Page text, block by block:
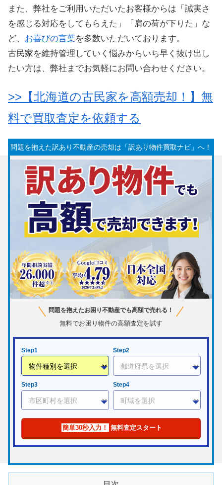
また、弊社をご利用いただいたお客様からは「誠実さ
を感じる対応をしてもらえた」「肩の荷が下りた」な
ど、 お喜びの言葉を多数いただいております。
古民家を維持管理していく悩みからいち早く抜け出し
たい方は、弊社までお気軽にお問い合わせください。
>>【北海道の古民家を高額売却！】無
料で買取査定を依頼する
問題を抱えた訳あり不動産の売却は「訳あり物件買取ナビ」へ！
問題を抱えたお困り不動産でも高額で売れる！
無料でお困り物件の高額査定を試す
Step1 Step2
Step3 Step4
簡単30秒入力！ 無料査定スタート